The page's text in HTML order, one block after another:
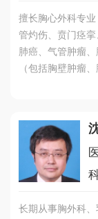
擅长胸心外科专
管灼伤、贲门痉
肺癌、气管肿瘤
（包括胸壁肿瘤
胸、胸膜间皮瘤
胸外伤、各类气
经验。
长期从事胸外科